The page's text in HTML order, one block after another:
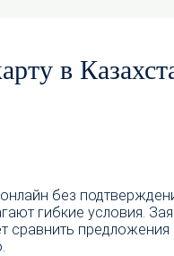
в
без
гибкие условия.
сравнить